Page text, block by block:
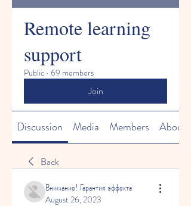
Remote learning
support
Public · 69 members
Join
Discussion Media Members About
Back
Внимание! Гарантия эффекта
August 26, 2023